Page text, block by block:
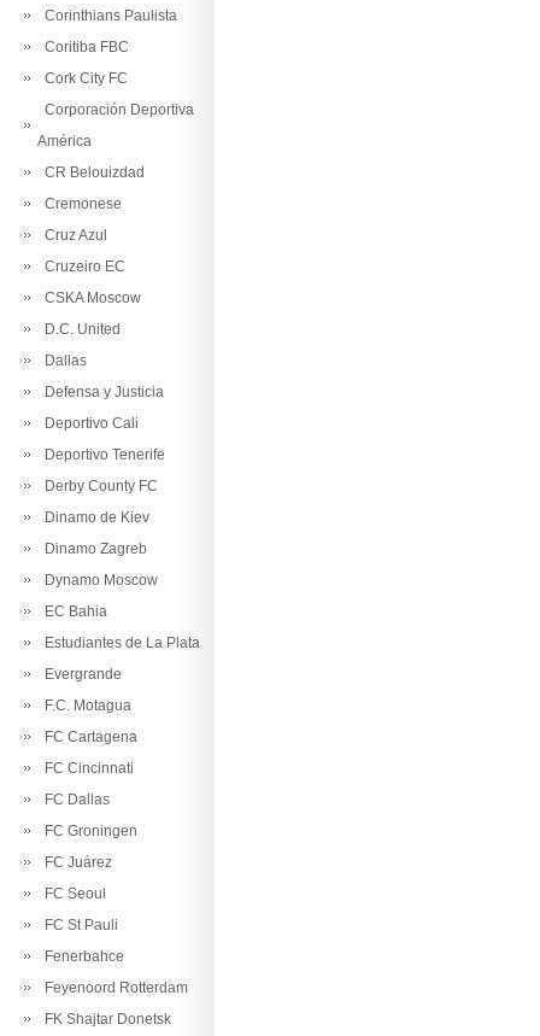
Corinthians Paulista
Coritiba FBC
Cork City FC
Corporación Deportiva
América
CR Belouizdad
Cremonese
Cruz Azul
Cruzeiro EC
CSKA Moscow
D.C. United
Dallas
Defensa y Justicia
Deportivo Cali
Deportivo Tenerife
Derby County FC
Dinamo de Kiev
Dinamo Zagreb
Dynamo Moscow
EC Bahia
Estudiantes de La Plata
Evergrande
F.C. Motagua
FC Cartagena
FC Cincinnati
FC Dallas
FC Groningen
FC Juárez
FC Seoul
FC St Pauli
Fenerbahce
Feyenoord Rotterdam
FK Shajtar Donetsk